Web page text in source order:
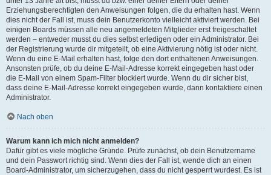
Erziehungsberechtigten den Anweisungen folgen, die du erhalten hast. Wenn
dies nicht der Fall ist, muss dein Benutzerkonto vielleicht aktiviert werden. Bei
einigen Boards müssen alle neu angemeldeten Mitglieder erst freigeschaltet
werden – entweder musst du dies selbst erledigen oder ein Administrator. Bei
der Registrierung wurde dir mitgeteilt, ob eine Aktivierung nötig ist oder nicht.
Wenn du eine E-Mail erhalten hast, folge den dort enthaltenen Anweisungen.
Ansonsten prüfe, ob du deine E-Mail-Adresse korrekt eingegeben hast oder
die E-Mail von einem Spam-Filter blockiert wurde. Wenn du dir sicher bist,
dass deine E-Mail-Adresse korrekt eingegeben wurde, dann kontaktiere einen
Administrator.
Nach oben
Warum kann ich mich nicht anmelden?
Dafür gibt es viele mögliche Gründe. Prüfe zunächst, ob dein Benutzername
und dein Passwort richtig sind. Wenn dies der Fall ist, wende dich an einen
Board-Administrator, um sicherzugehen, dass du nicht gesperrt wurdest. Es ist